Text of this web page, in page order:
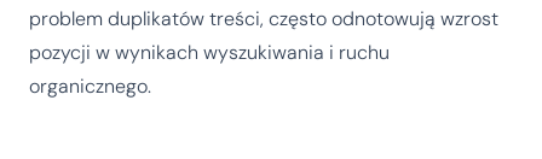
problem duplikatów treści, często odnotowują wzrost
pozycji w wynikach wyszukiwania i ruchu
organicznego.